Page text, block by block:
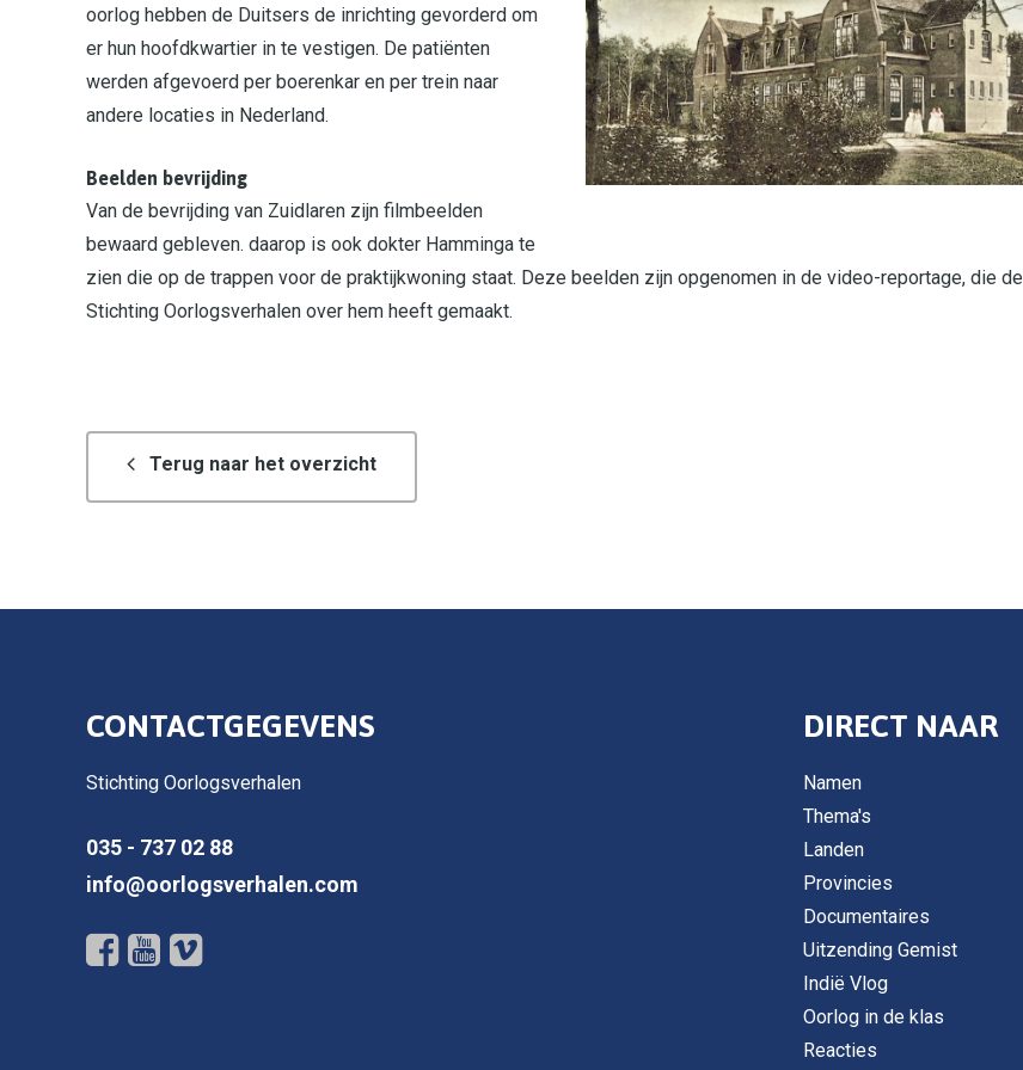
oorlog hebben de Duitsers de inrichting gevorderd om
er hun hoofdkwartier in te vestigen. De patiënten
werden afgevoerd per boerenkar en per trein naar
andere locaties in Nederland.
Beelden bevrijding
Van de bevrijding van Zuidlaren zijn filmbeelden
bewaard gebleven. daarop is ook dokter Hamminga te
zien die op de trappen voor de praktijkwoning staat. Deze beelden zijn opgenomen in de video-reportage, die de
Stichting Oorlogsverhalen over hem heeft gemaakt.
Terug naar het overzicht
CONTACTGEGEVENS
Stichting Oorlogsverhalen
035 - 737 02 88
info@oorlogsverhalen.com
DIRECT NAAR
Namen
Thema's
Landen
Provincies
Documentaires
Uitzending Gemist
Indië Vlog
Oorlog in de klas
Reacties